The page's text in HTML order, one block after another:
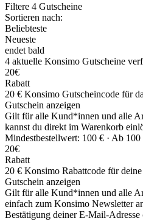
Filtere 4 Gutscheine
Sortieren nach:
Beliebteste
Neueste
endet bald
4 aktuelle Konsimo Gutscheine
20€
Rabatt
20 € Konsimo Gutscheincode für
Gutschein anzeigen
Gilt für alle Kund*innen und alle
kannst du direkt im Warenkorb
Mindestbestellwert: 100 € · Ab 100
20€
Rabatt
20 € Konsimo Rabattcode für
Gutschein anzeigen
Gilt für alle Kund*innen und alle
einfach zum Konsimo Newsletter
Bestätigung deiner E-Mail-